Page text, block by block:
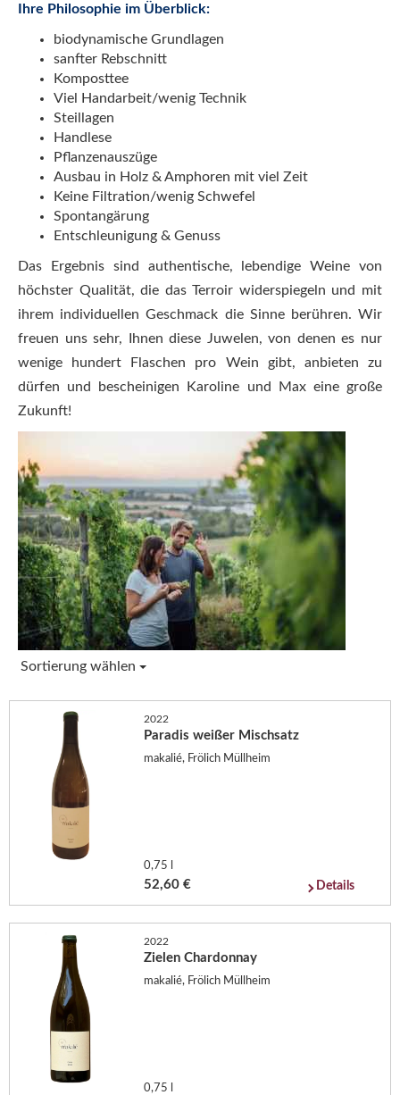
Ihre Philosophie im Überblick:
biodynamische Grundlagen
sanfter Rebschnitt
Komposttee
Viel Handarbeit/wenig Technik
Steillagen
Handlese
Pflanzenauszüge
Ausbau in Holz & Amphoren mit viel Zeit
Keine Filtration/wenig Schwefel
Spontangärung
Entschleunigung & Genuss
Das Ergebnis sind authentische, lebendige Weine von
höchster Qualität, die das Terroir widerspiegeln und mit
ihrem individuellen Geschmack die Sinne berühren. Wir
freuen uns sehr, Ihnen diese Juwelen, von denen es nur
wenige hundert Flaschen pro Wein gibt, anbieten zu
dürfen und bescheinigen Karoline und Max eine große
Zukunft!
Sortierung wählen
2022
Paradis weißer Mischsatz
makalié, Frölich Müllheim
0,75 l
52,60 € Details
2022
Zielen Chardonnay
makalié, Frölich Müllheim
0,75 l